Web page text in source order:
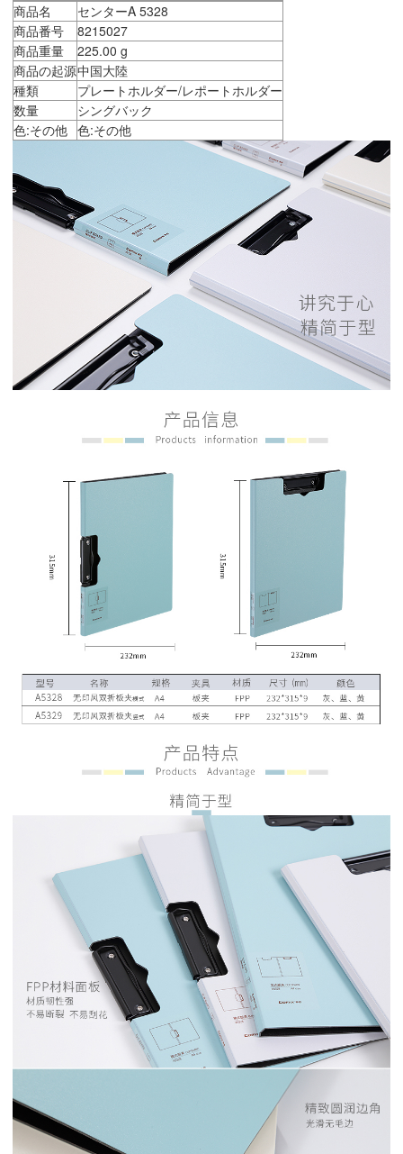
商品名
センターA 5328
商品番号
8215027
商品重量
225.00 g
商品の起源中国大陸
種類
プレートホルダー/レポートホルダー
数量
シングバック
色:その他 色:その他